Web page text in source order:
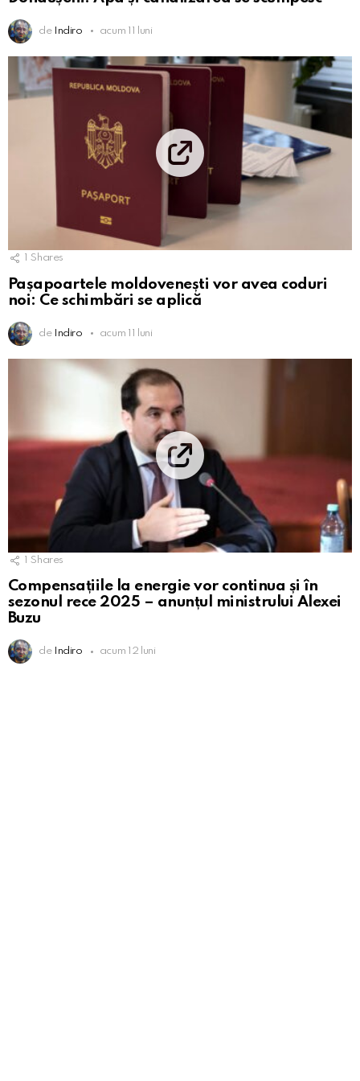
de Indiro acum 11 luni
1 Shares
Pașapoartele moldovenești vor avea coduri
noi: Ce schimbări se aplică
de Indiro acum 11 luni
1 Shares
Compensațiile la energie vor continua și în
sezonul rece 2025 – anunțul ministrului Alexei
Buzu
de Indiro acum 12 luni